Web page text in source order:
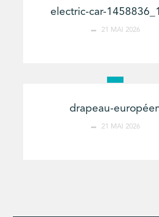
electric-car-
21 MAI 2026
drapeau-
21 MAI 2026